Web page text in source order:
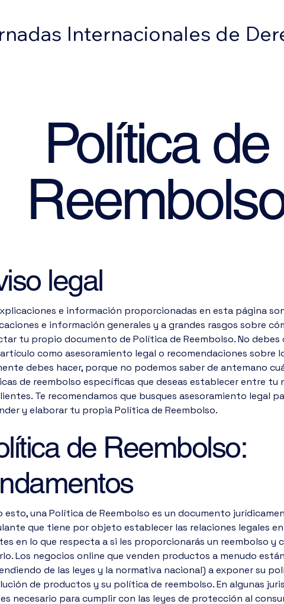
Internacionales de
Política de
legal
e información proporcionadas en esta página
e información generales y a grandes rasgos sobre
tu propio documento de Política de Reembolso. No debes
como asesoramiento legal o recomendaciones sobre
debes hacer, porque no podemos saber de antemano
de reembolso específicas que deseas establecer entre tu
Te recomendamos que busques asesoramiento legal
y elaborar tu propia Política de Reembolso.
de Reembolso:
esto, una Política de Reembolso es un documento
que tiene por objeto establecer las relaciones legales
en lo que respecta a si les proporcionarás un reembolso y
Los negocios online que venden productos a menudo
de las leyes y la normativa nacional) a exponer su
de productos y su política de reembolso. En algunas
necesario para cumplir con las leyes de protección al